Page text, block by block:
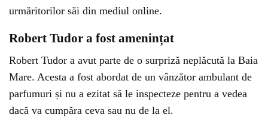
urmăritorilor săi din mediul online.
Robert Tudor a fost amenințat
Robert Tudor a avut parte de o surpriză neplăcută la Baia
Mare. Acesta a fost abordat de un vânzător ambulant de
parfumuri și nu a ezitat să le inspecteze pentru a vedea
dacă va cumpăra ceva sau nu de la el.